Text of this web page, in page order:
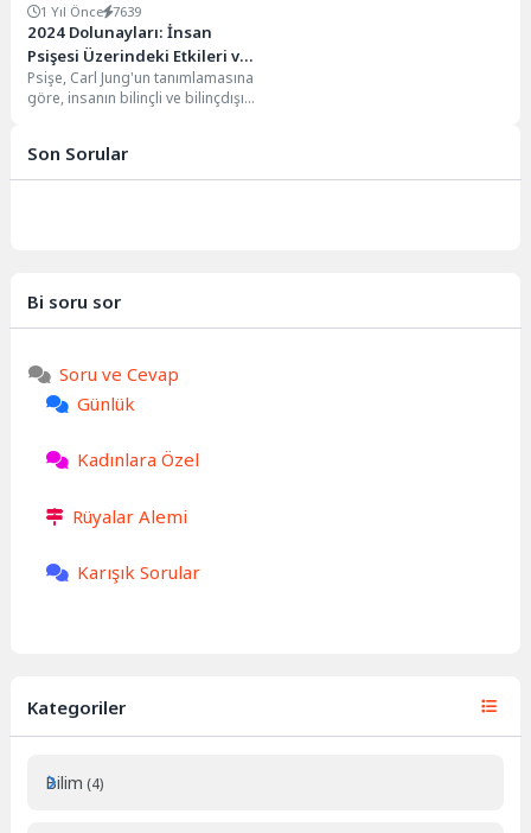
1 Yıl Önce 7639
2024 Dolunayları: İnsan
Psişesi Üzerindeki Etkileri ve
Ruhun Yönlendirilmesi
Psişe, Carl Jung'un tanımlamasına
göre, insanın bilinçli ve bilinçdışı
Son Sorular
Bi soru sor
Soru ve Cevap
Günlük
Kadınlara Özel
Rüyalar Alemi
Karışık Sorular
Kategoriler
Bilim (4)